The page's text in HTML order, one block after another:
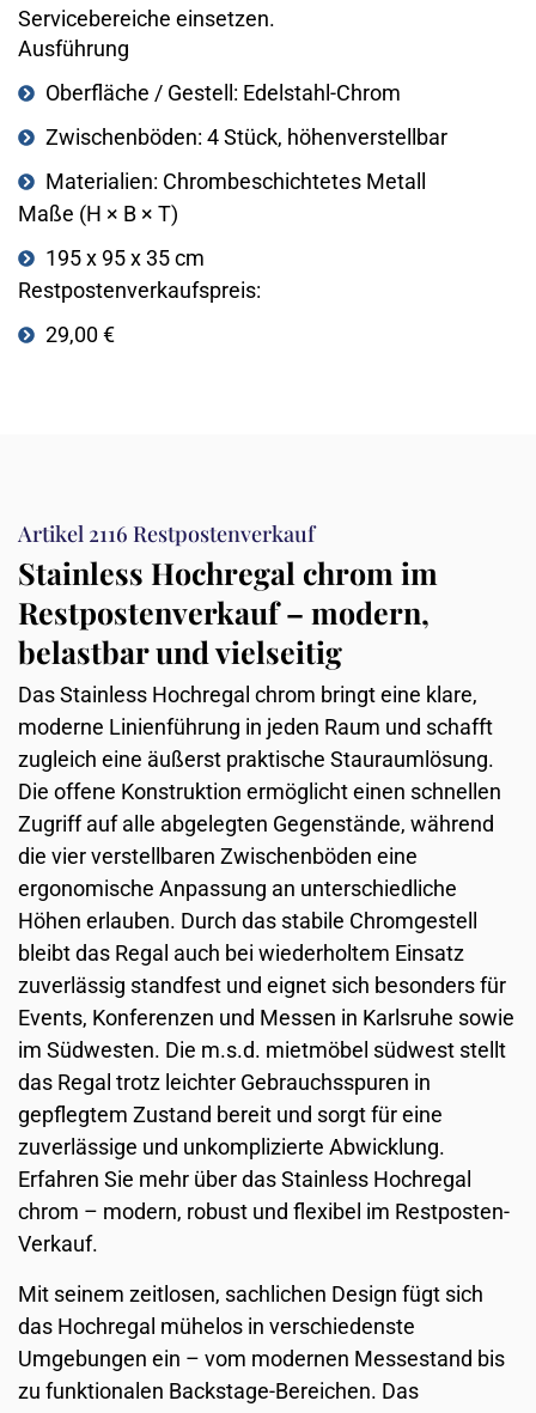
Servicebereiche einsetzen.
Ausführung
Oberfläche / Gestell: Edelstahl-Chrom
Zwischenböden: 4 Stück, höhenverstellbar
Materialien: Chrombeschichtetes Metall
Maße (H × B × T)
195 x 95 x 35 cm
Restpostenverkaufspreis:
29,00 €
Artikel 2116 Restpostenverkauf
Stainless Hochregal chrom im
Restpostenverkauf – modern,
belastbar und vielseitig
Das Stainless Hochregal chrom bringt eine klare,
moderne Linienführung in jeden Raum und schafft
zugleich eine äußerst praktische Stauraumlösung.
Die offene Konstruktion ermöglicht einen schnellen
Zugriff auf alle abgelegten Gegenstände, während
die vier verstellbaren Zwischenböden eine
ergonomische Anpassung an unterschiedliche
Höhen erlauben. Durch das stabile Chromgestell
bleibt das Regal auch bei wiederholtem Einsatz
zuverlässig standfest und eignet sich besonders für
Events, Konferenzen und Messen in Karlsruhe sowie
im Südwesten. Die m.s.d. mietmöbel südwest stellt
das Regal trotz leichter Gebrauchsspuren in
gepflegtem Zustand bereit und sorgt für eine
zuverlässige und unkomplizierte Abwicklung.
Erfahren Sie mehr über das Stainless Hochregal
chrom – modern, robust und flexibel im Restposten-
Verkauf.
Mit seinem zeitlosen, sachlichen Design fügt sich
das Hochregal mühelos in verschiedenste
Umgebungen ein – vom modernen Messestand bis
zu funktionalen Backstage-Bereichen. Das